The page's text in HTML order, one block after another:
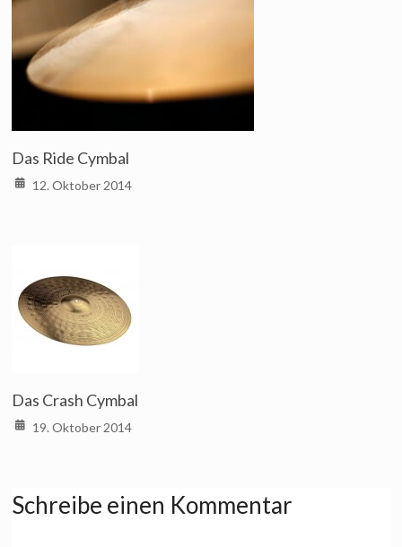
Das Ride Cymbal
12. Oktober 2014
Das Crash Cymbal
19. Oktober 2014
Schreibe einen Kommentar